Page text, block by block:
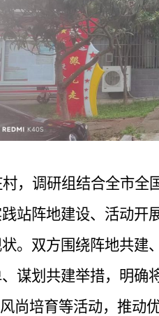
，调研组结合全市全
站阵地建设、活动开
。双方围绕阵地共建
谋划共建举措，明确
尚培育等活动，推动